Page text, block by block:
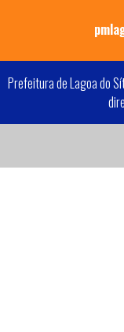
Prefeitura de Lagoa do